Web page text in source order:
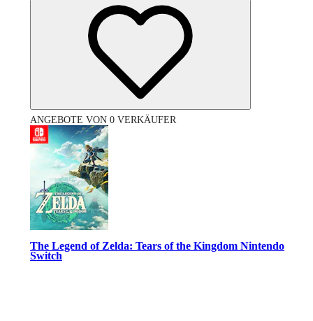
ANGEBOTE VON 0 VERKÄUFER
The Legend of Zelda: Tears of the Kingdom Nintendo
Switch